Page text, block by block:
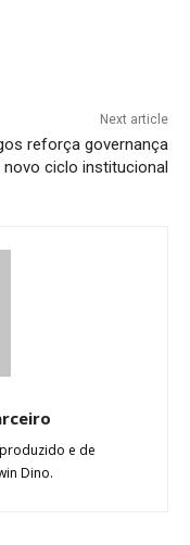
Next article
reforça governança
novo ciclo institucional
e de
Dino.